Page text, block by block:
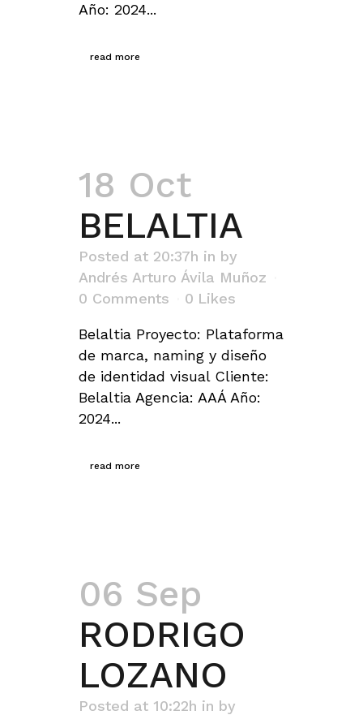
Año: 2024...
read more
18 Oct
BELALTIA
Posted at 20:37h in by
Andrés Arturo Ávila Muñoz
0 Comments
0 Likes
Belaltia Proyecto: Plataforma
de marca, naming y diseño
de identidad visual Cliente:
Belaltia Agencia: AAÁ Año:
2024...
read more
06 Sep
RODRIGO
LOZANO
Posted at 10:22h in by